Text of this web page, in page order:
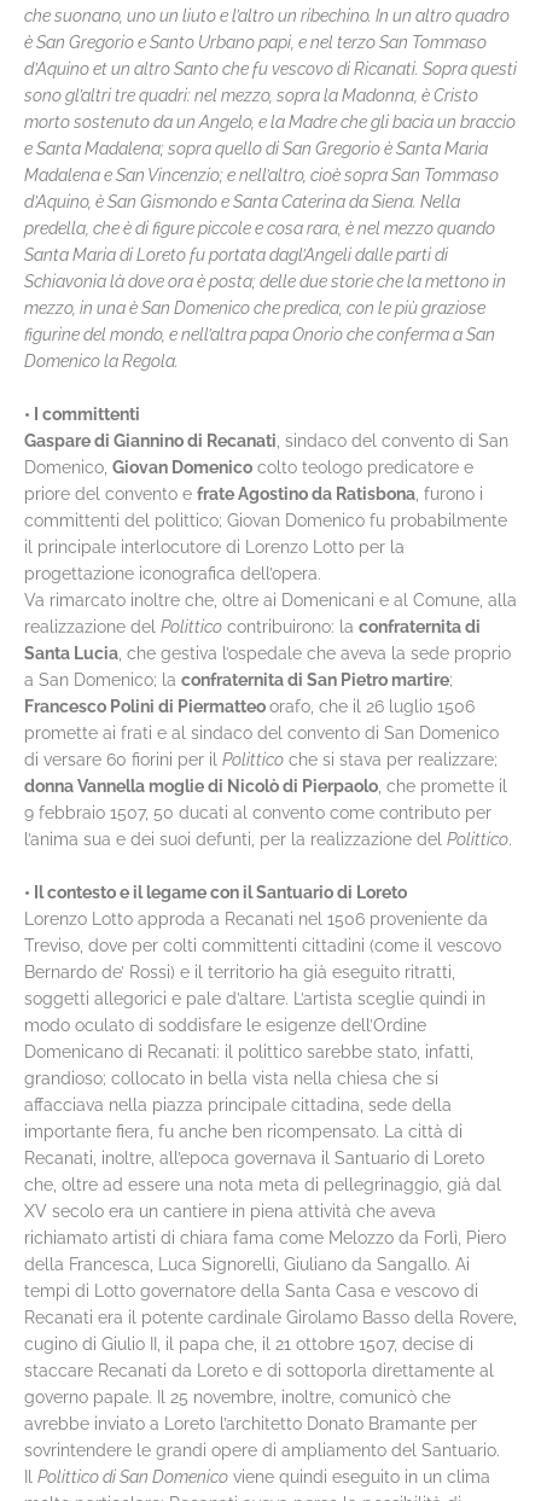
che suonano, uno un liuto e l’altro un ribechino. In un altro quadro
è San Gregorio e Santo Urbano papi, e nel terzo San Tommaso
d’Aquino et un altro Santo che fu vescovo di Ricanati. Sopra questi
sono gl’altri tre quadri: nel mezzo, sopra la Madonna, è Cristo
morto sostenuto da un Angelo, e la Madre che gli bacia un braccio
e Santa Madalena; sopra quello di San Gregorio è Santa Maria
Madalena e San Vincenzio; e nell’altro, cioè sopra San Tommaso
d’Aquino, è San Gismondo e Santa Caterina da Siena. Nella
predella, che è di figure piccole e cosa rara, è nel mezzo quando
Santa Maria di Loreto fu portata dagl’Angeli dalle parti di
Schiavonia là dove ora è posta; delle due storie che la mettono in
mezzo, in una è San Domenico che predica, con le più graziose
figurine del mondo, e nell’altra papa Onorio che conferma a San
Domenico la Regola.
• I committenti
Gaspare di Giannino di Recanati , sindaco del convento di San
Domenico, Giovan Domenico colto teologo predicatore e
priore del convento e frate Agostino da Ratisbona , furono i
committenti del polittico; Giovan Domenico fu probabilmente
il principale interlocutore di Lorenzo Lotto per la
progettazione iconografica dell’opera.
Va rimarcato inoltre che, oltre ai Domenicani e al Comune, alla
realizzazione del Polittico contribuirono: la confraternita di
Santa Lucia , che gestiva l’ospedale che aveva la sede proprio
a San Domenico; la confraternita di San Pietro martire;
Francesco Polini di Piermatteoorafo, che il 26 luglio 1506
promette ai frati e al sindaco del convento di San Domenico
di versare 60 fiorini per il Polittico che si stava per realizzare;
donna Vannella moglie di Nicolò di Pierpaolo , che promette il
9 febbraio 1507, 50 ducati al convento come contributo per
l’anima sua e dei suoi defunti, per la realizzazione del Polittico.
• Il contesto e il legame con il Santuario di Loreto
Lorenzo Lotto approda a Recanati nel 1506 proveniente da
Treviso, dove per colti committenti cittadini (come il vescovo
Bernardo de’ Rossi) e il territorio ha già eseguito ritratti,
soggetti allegorici e pale d’altare. L’artista sceglie quindi in
modo oculato di soddisfare le esigenze dell’Ordine
Domenicano di Recanati: il polittico sarebbe stato, infatti,
grandioso; collocato in bella vista nella chiesa che si
affacciava nella piazza principale cittadina, sede della
importante fiera, fu anche ben ricompensato. La città di
Recanati, inoltre, all’epoca governava il Santuario di Loreto
che, oltre ad essere una nota meta di pellegrinaggio, già dal
XV secolo era un cantiere in piena attività che aveva
richiamato artisti di chiara fama come Melozzo da Forlì, Piero
della Francesca, Luca Signorelli, Giuliano da Sangallo. Ai
tempi di Lotto governatore della Santa Casa e vescovo di
Recanati era il potente cardinale Girolamo Basso della Rovere,
cugino di Giulio II, il papa che, il 21 ottobre 1507, decise di
staccare Recanati da Loreto e di sottoporla direttamente al
governo papale. Il 25 novembre, inoltre, comunicò che
avrebbe inviato a Loreto l’architetto Donato Bramante per
sovrintendere le grandi opere di ampliamento del Santuario.
Il Polittico di San Domenico viene quindi eseguito in un clima